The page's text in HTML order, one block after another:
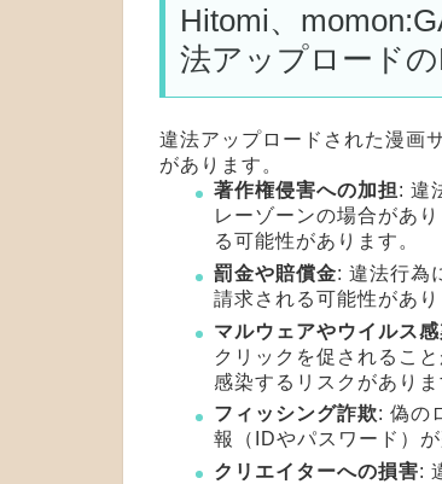
Hitomi、
法アップロード
違法アップロードされた漫画
があります。
著作権侵害への加担: 違
レーゾーンの場合があ
る可能性があります。
罰金や賠償金: 違法行為
請求される可能性があり
マルウェアやウイルス感
クリックを促されるこ
感染するリスクがありま
フィッシング詐欺: 偽の
報（IDやパスワード）
クリエイターへの損害: